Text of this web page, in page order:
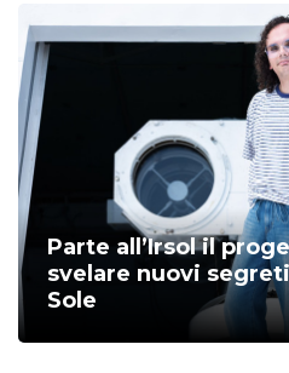
Parte all’Irsol il
svelare nuovi
Sole